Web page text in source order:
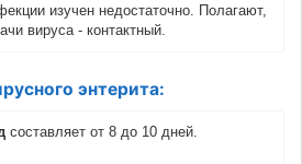
изучен недостаточно. Полагают,
вируса - контактный.
энтерита:
составляет от 8 до 10 дней.